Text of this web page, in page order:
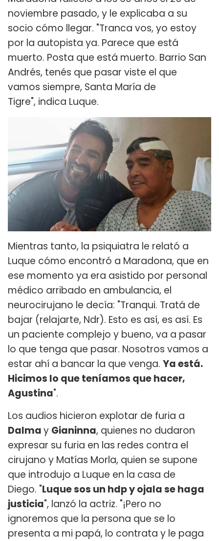
noviembre pasado, y le explicaba a su
socio cómo llegar. "Tranca vos, yo estoy
por la autopista ya. Parece que está
muerto. Posta que está muerto. Barrio San
Andrés, tenés que pasar viste el que
vamos siempre, Santa María de
Tigre", indica Luque.
Mientras tanto, la psiquiatra le relató a
Luque cómo encontró a Maradona, que en
ese momento ya era asistido por personal
médico arribado en ambulancia, el
neurocirujano le decía: "Tranqui. Tratá de
bajar (relajarte, Ndr). Esto es así, es así. Es
un paciente complejo y bueno, va a pasar
lo que tenga que pasar. Nosotros vamos a
estar ahí a bancar la que venga. Ya está.
Hicimos lo que teníamos que hacer,
Agustina".
Los audios hicieron explotar de furia a
Dalmay Gianinna, quienes no dudaron
expresar su furia en las redes contra el
cirujano y Matías Morla, quien se supone
que introdujo a Luque en la casa de
Diego. "Luque sos un hdp y ojala se haga
justicia", lanzó la actriz. "¡Pero no
ignoremos que la persona que se lo
presenta a mi papá, lo contrata y le paga